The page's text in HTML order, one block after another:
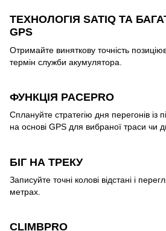
ТЕХНОЛОГІЯ SATIQ ТА
GPS
Отримайте виняткову точність
термін служби акумулятора.
ФУНКЦІЯ PACEPRO
Сплануйте стратегію дня перегонів із
на основі GPS для вибраної траси чи
БІГ НА ТРЕКУ
Записуйте точні колові відстані і
метрах.
CLIMBPRO